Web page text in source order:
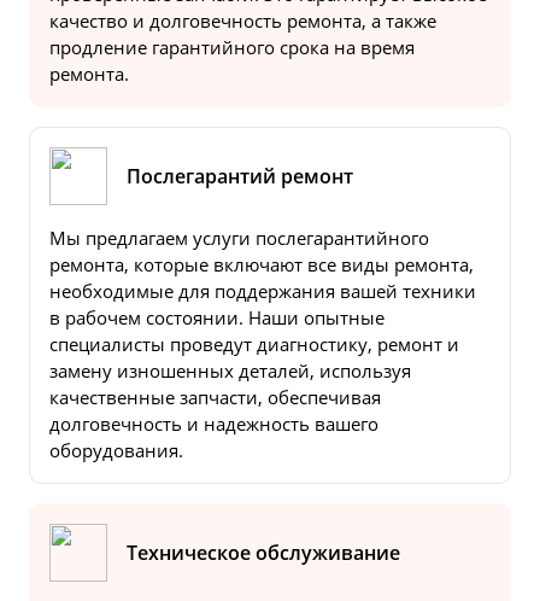
качество и долговечность ремонта, а также
продление гарантийного срока на время
ремонта.
Послегарантий ремонт
Мы предлагаем услуги послегарантийного
ремонта, которые включают все виды ремонта,
необходимые для поддержания вашей техники
в рабочем состоянии. Наши опытные
специалисты проведут диагностику, ремонт и
замену изношенных деталей, используя
качественные запчасти, обеспечивая
долговечность и надежность вашего
оборудования.
Техническое обслуживание